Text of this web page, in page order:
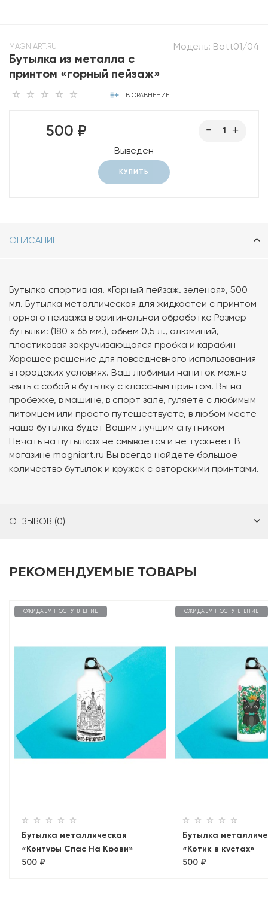
Модель: Bott01/04
MAGNIART.RU
Бутылка из металла с
принтом «горный пейзаж»
В СРАВНЕНИЕ
500 ₽
Выведен
КУПИТЬ
ОПИСАНИЕ
Бутылка спортивная. «Горный пейзаж. зеленая», 500
мл. Бутылка металлическая для жидкостей с принтом
горного пейзажа в оригинальной обработке Размер
бутылки: (180 х 65 мм.), обьем 0,5 л., алюминий,
пластиковая закручивающаяся пробка и карабин
Хорошее решение для повседневного использования
в городских условиях. Ваш любимый напиток можно
взять с собой в бутылку с классным принтом. Вы на
пробежке, в машине, в спорт зале, гуляете с любимым
питомцем или просто путешествуете, в любом месте
наша бутылка будет Вашим лучшим спутником
Печать на путылках не смывается и не тускнеет В
магазине magniart.ru Вы всегда найдете большое
количество бутылок и кружек с авторскими принтами.
ОТЗЫВОВ (0)
РЕКОМЕНДУЕМЫЕ ТОВАРЫ
ОЖИДАЕМ ПОСТУПЛЕНИЕ
Бутылка металлическая
«Контуры Спас На Крови»
0.5мл
500 ₽
ОЖИДАЕМ ПОСТУПЛЕНИЕ
Бутылка
«Котик в кустах»
500 ₽